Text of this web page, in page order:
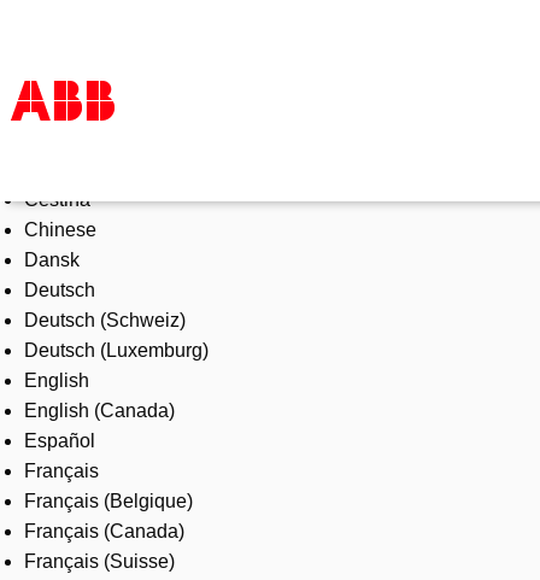
Products & Solutions
Industries
Services
About us
Where to buy
Contact us
Careers
Čeština
Chinese
Dansk
Deutsch
Deutsch (Schweiz)
Deutsch (Luxemburg)
English
English (Canada)
Español
Français
Français (Belgique)
Français (Canada)
Français (Suisse)